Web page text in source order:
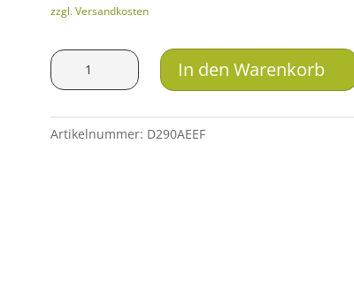
zzgl. Versandkosten
TeleDart
Spezialkopf
Blasrohrspritzen
In den Warenkorb
Artikelnummer: D290AEEF